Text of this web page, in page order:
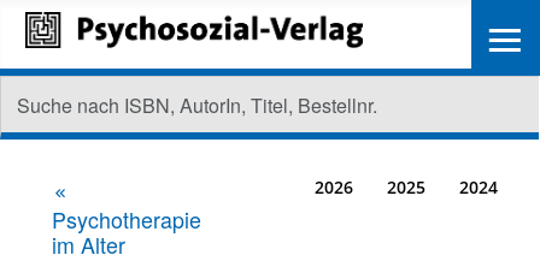
Psychotherapie
im Alter
2026 2025 2024
≡